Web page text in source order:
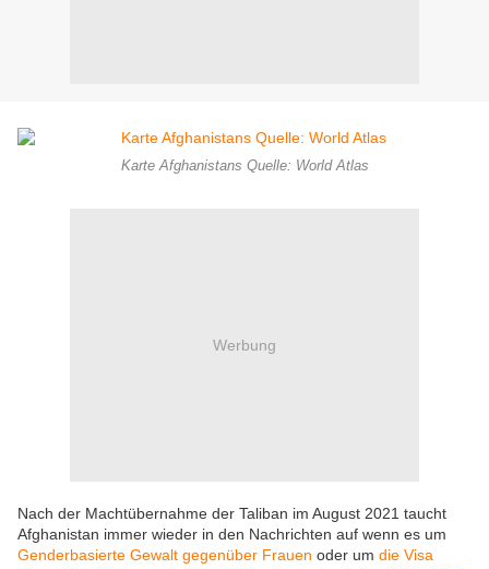
Karte Afghanistans Quelle: World Atlas
Werbung
Nach der Machtübernahme der Taliban im August 2021 taucht
Afghanistan immer wieder in den Nachrichten auf wenn es um
Genderbasierte Gewalt gegenüber Frauen oder um die Visa